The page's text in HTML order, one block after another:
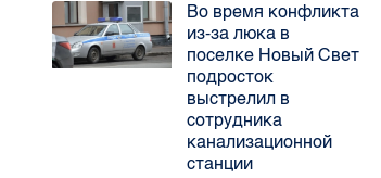
Во время конфликта
из-за люка в
поселке Новый Свет
подросток
выстрелил в
сотрудника
канализационной
станции